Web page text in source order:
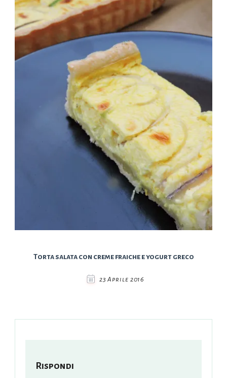
Torta salata con creme fraiche e yogurt greco
23 Aprile 2016
Rispondi